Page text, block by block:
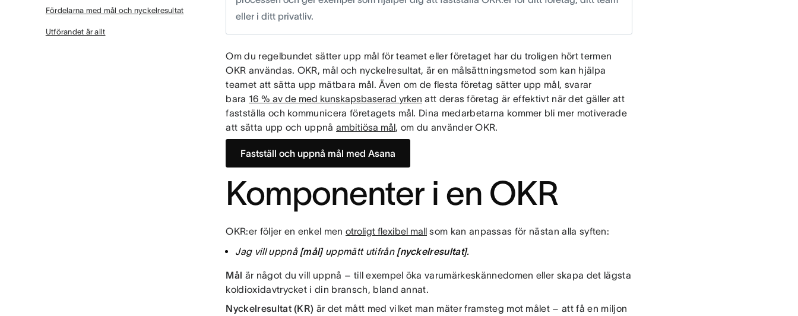
Fördelarna med mål och nyckelresultat
Utförandet är allt
eller i ditt privatliv.
Om du regelbundet sätter upp mål för teamet eller företaget har du troligen hört termen
OKR användas. OKR, mål och nyckelresultat, är en målsättningsmetod som kan hjälpa
teamet att sätta upp mätbara mål. Även om de flesta företag sätter upp mål, svarar
bara 16 % av de med kunskapsbaserad yrken att deras företag är effektivt när det gäller att
fastställa och kommunicera företagets mål. Dina medarbetarna kommer bli mer motiverade
att sätta upp och uppnåambitiösa mål, om du använder OKR.
Fastställ och uppnå mål med Asana
Komponenter i en OKR
OKR:er följer en enkel men otroligt flexibel mall som kan anpassas för nästan alla syften:
Jag vill uppnå [mål] uppmätt utifrån [nyckelresultat].
Mål är något du vill uppnå – till exempel öka varumärkeskännedomen eller skapa det lägsta
koldioxidavtrycket i din bransch, bland annat.
Nyckelresultat (KR) är det mått med vilket man mäter framsteg mot målet – att få en miljon